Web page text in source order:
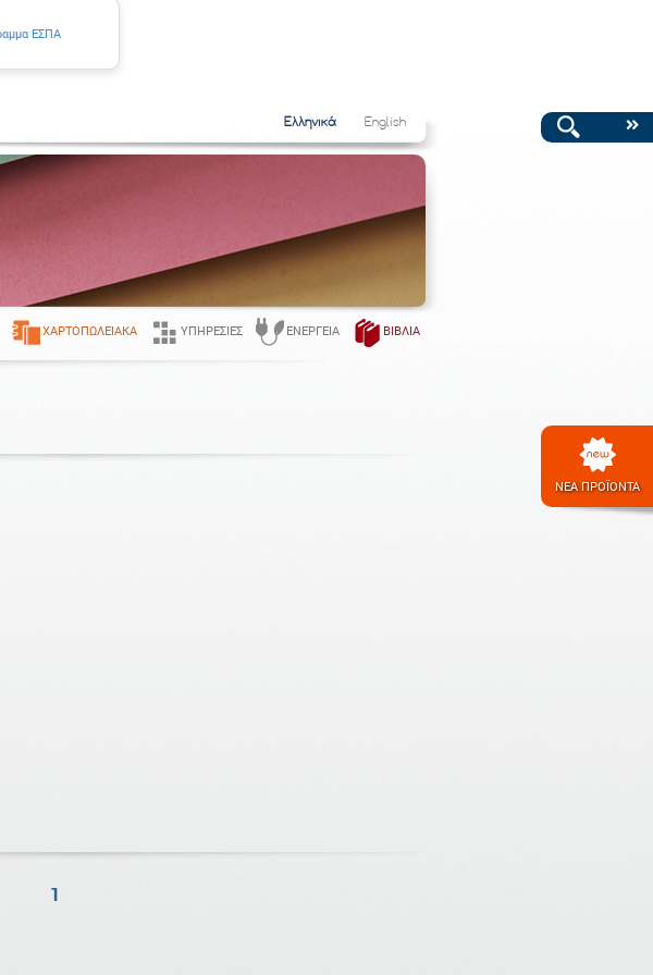
ΝΕΑ ΠΡΟΪΟΝΤΑ
Ελληνικά English
ΧΑΡΤΟΠΩΛΕΙΑΚΆ ΥΠΗΡΕΣΊΕΣ ΕΝΈΡΓΕΙΑ ΒΙΒΛΊΑ
1